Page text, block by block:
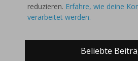
reduzieren. Erfahre, wie deine
verarbeitet werden.
Beliebte